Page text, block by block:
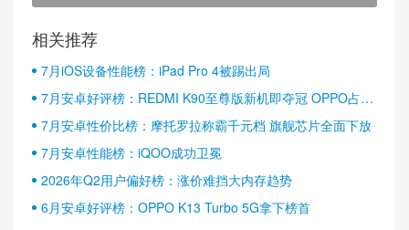
相关推荐
7月iOS设备性能榜：iPad Pro 4被踢出局
7月安卓好评榜：REDMI K90至尊版新机即夺冠 OPPO占据
半壁江山
7月安卓性价比榜：摩托罗拉称霸千元档 旗舰芯片全面下放
7月安卓性能榜：iQOO成功卫冕
2026年Q2用户偏好榜：涨价难挡大内存趋势
6月安卓好评榜：OPPO K13 Turbo 5G拿下榜首